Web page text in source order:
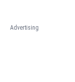
Advertising